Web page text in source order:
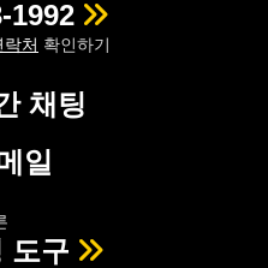
1992
처 확인하기
채팅
일
도구